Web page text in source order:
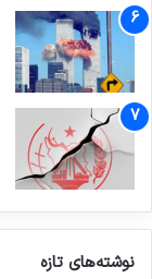
نوشته‌های تازه